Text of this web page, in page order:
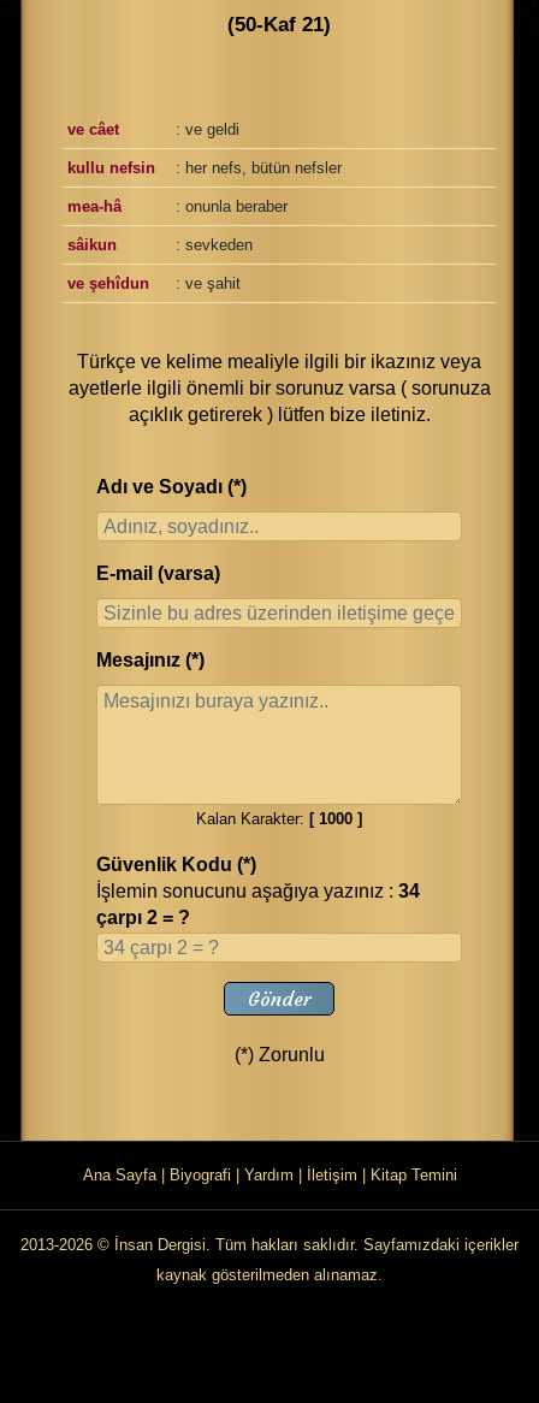
(50-Kaf 21)
ve câet : ve geldi
kullu nefsin : her nefs, bütün nefsler
mea-hâ : onunla beraber
sâikun : sevkeden
ve şehîdun : ve şahit
Türkçe ve kelime mealiyle ilgili bir ikazınız veya
ayetlerle ilgili önemli bir sorunuz varsa ( sorunuza
açıklık getirerek ) lütfen bize iletiniz.
Adı ve Soyadı (*)
E-mail (varsa)
Mesajınız (*)
Kalan Karakter: [ 1000 ]
Güvenlik Kodu (*)
İşlemin sonucunu aşağıya yazınız : 34
çarpı 2 = ?
Gönder
(*) Zorunlu
Ana Sayfa| Biyografi Yardım İletişim Kitap Temini
2013-2026 © İnsan Dergisi. Tüm hakları saklıdır. Sayfamızdaki içerikler
kaynak gösterilmeden alınamaz.